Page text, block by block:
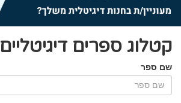
קטלוג ספרים דיגיטליים
שם ספר